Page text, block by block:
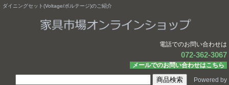
ダイニングセット(Voltage/ボルテージ)のご紹介
電話でのお問い合わせは
072-362-3067
メールでのお問い合わせはこちら
Powered by